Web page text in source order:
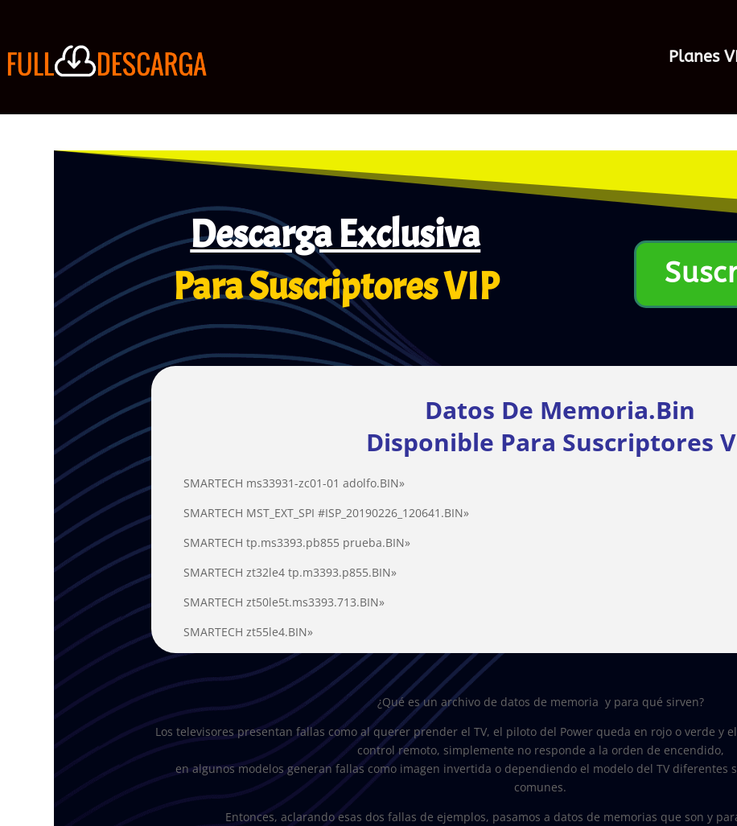
Planes
Descarga Exclusiva
Para Suscriptores VIP
Datos De Memoria.Bin
Disponible Para Suscriptores
SMARTECH ms33931-zc01-01 adolfo.BIN»
SMARTECH MST_EXT_SPI #ISP_20190226_120641.BIN»
SMARTECH tp.ms3393.pb855 prueba.BIN»
SMARTECH zt32le4 tp.m3393.p855.BIN»
SMARTECH zt50le5t.ms3393.713.BIN»
SMARTECH zt55le4.BIN»
¿Qué es un archivo de datos de memoria y para qué sirven?
Los televisores presentan fallas como al querer prender el TV, el piloto del Power queda en rojo o verde y
control remoto, simplemente no responde a la orden de encendido,
en algunos modelos generan fallas como imagen invertida o dependiendo el modelo del TV diferentes
comunes.
Entonces, aclarando esas dos fallas de ejemplos, pasamos a datos de memorias que son y